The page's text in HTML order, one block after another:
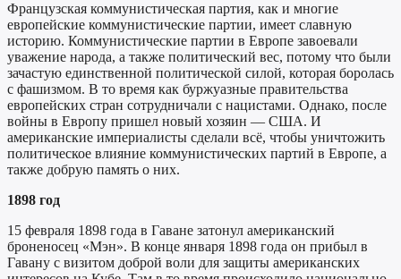
Французская коммунистическая партия, как и многие
европейские коммунистические партии, имеет славную
историю. Коммунистические партии в Европе завоевали
уважение народа, а также политический вес, потому что были
зачастую единственной политической силой, которая боролась
с фашизмом. В то время как буржуазные правительства
европейских стран сотрудничали с нацистами. Однако, после
войны в Европу пришел новый хозяин — США. И
американские империалисты сделали всё, чтобы уничтожить
политическое влияние коммунистических партий в Европе, а
также добрую память о них.
1898 год
15 февраля 1898 года в Гаване затонул американский
броненосец «Мэн». В конце января 1898 года он прибыл в
Гавану с визитом доброй воли для защиты американских